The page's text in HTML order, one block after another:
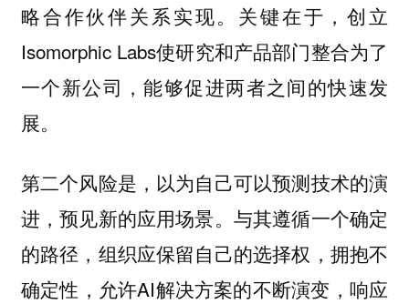
略合作伙伴关系实现。关键在于，创立
Isomorphic Labs使研究和产品部门整合为了
一个新公司，能够促进两者之间的快速发
展。
第二个风险是，以为自己可以预测技术的演
进，预见新的应用场景。 与其遵循一个确定
的路径，组织应保留自己的选择权，拥抱不
确定性，允许AI解决方案的不断演变，响应